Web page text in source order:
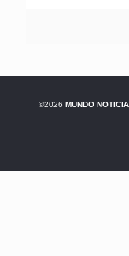
©2026 MUNDO